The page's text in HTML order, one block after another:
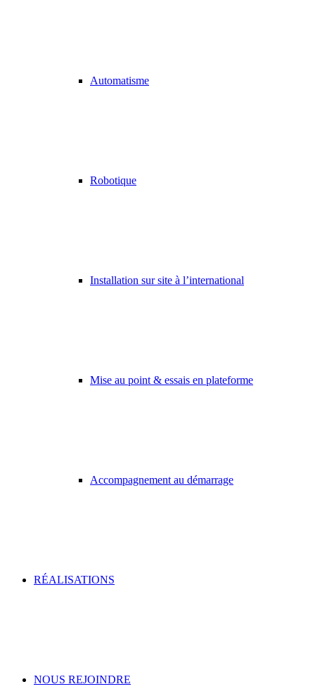
Automatisme
Robotique
Installation sur site à l’international
Mise au point & essais en plateforme
Accompagnement au démarrage
RÉALISATIONS
NOUS REJOINDRE